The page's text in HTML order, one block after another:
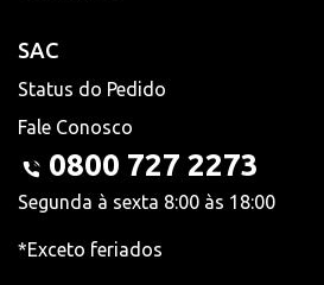
SAC
Status do Pedido
Fale Conosco
0800 727 2273
Segunda à sexta 8:00 às 18:00
*Exceto feriados